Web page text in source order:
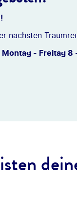
nächsten
Montag - Freitag 8